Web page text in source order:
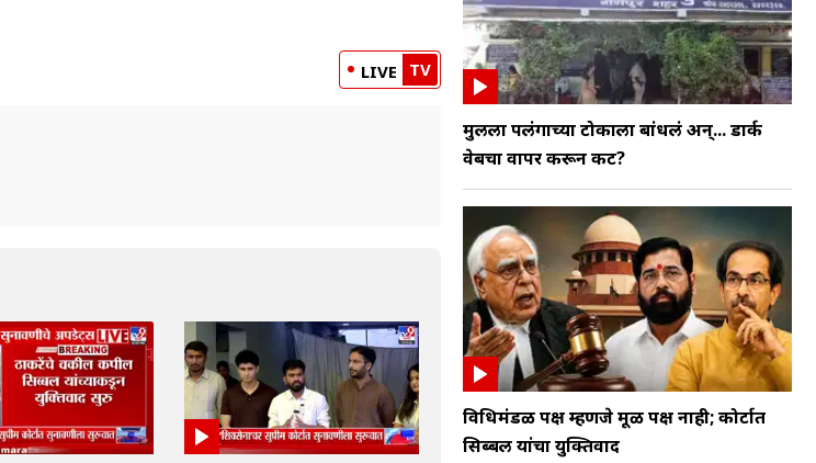
LIVE TV
मुलीला पलंगाच्या टोकाला बांधलं अन्... डार्क
वेबचा वापर करून कट?
विधिमंडळ पक्ष म्हणजे मूळ पक्ष नाही; कोर्टात
सिब्बल यांचा युक्तिवाद